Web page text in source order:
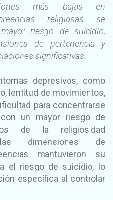
más bajas en
religiosas se
riesgo de suicidio,
de pertenencia y
significativas.
depresivos, como
lentitud de movimientos,
para concentrarse
un mayor riesgo de
de la religiosidad
dimensiones de
mantuvieron su
el riesgo de suicidio, lo
específica al controlar